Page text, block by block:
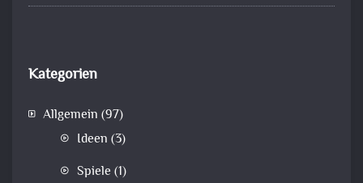
Kategorien
Allgemein (97)
Ideen (3)
Spiele (1)